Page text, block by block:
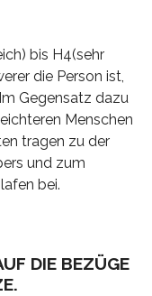
bis H4(sehr
die Person ist,
Gegensatz dazu
Menschen
tragen zu der
und zum
bei.
DIE BEZÜGE